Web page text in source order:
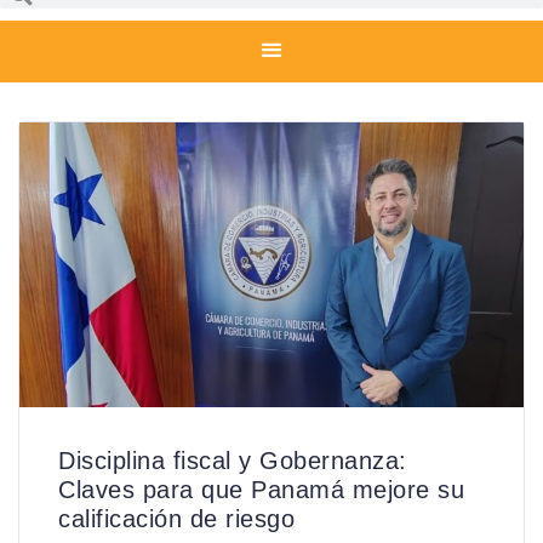
Disciplina fiscal y Gobernanza:
Claves para que Panamá mejore su
calificación de riesgo